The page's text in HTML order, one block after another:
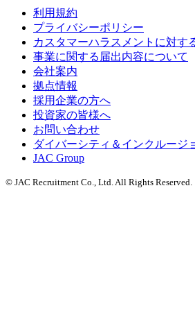
利用規約
プライバシーポリシー
カスタマーハラスメントに対す
事業に関する届出内容について
会社案内
拠点情報
採用企業の方へ
投資家の皆様へ
お問い合わせ
ダイバーシティ＆インクルージ
JAC Group
© JAC Recruitment Co., Ltd. All Rights Reserved.